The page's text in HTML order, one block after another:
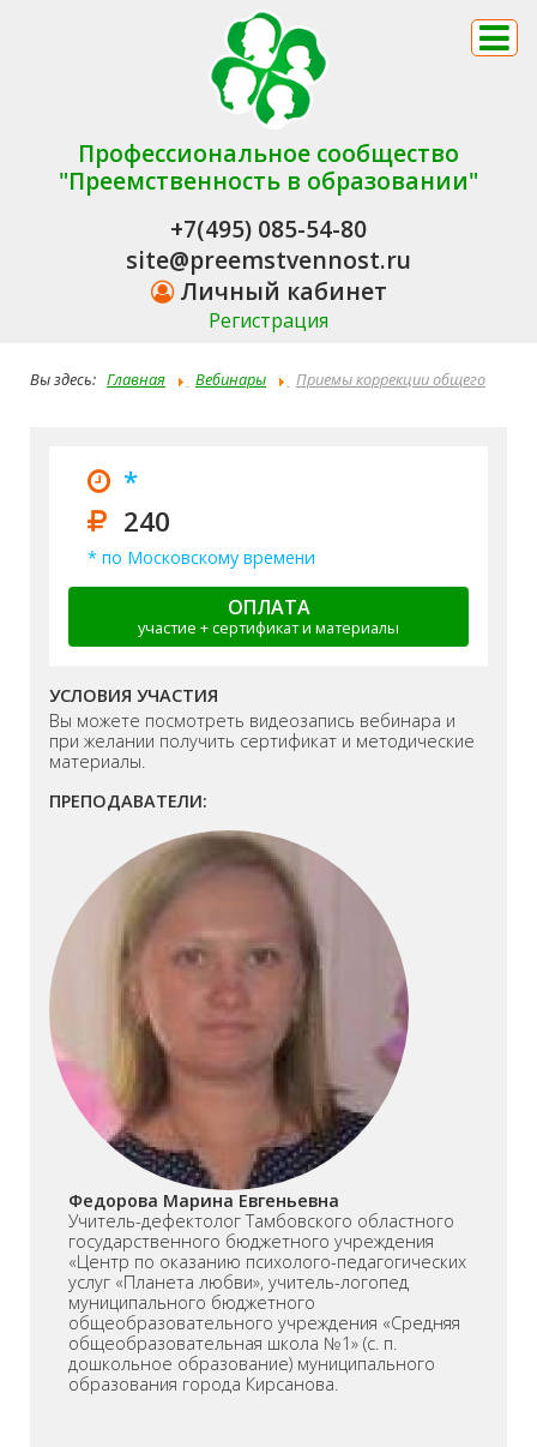
Профессиональное сообщество
"Преемственность в образовании"
+7(495) 085-54-80
site@preemstvennost.ru
Личный кабинет
Регистрация
Вы здесь: Главная Вебинары
Приемы коррекции общего
*
240
* по Московскому времени
ОПЛАТА
участие + сертификат и материалы
УСЛОВИЯ УЧАСТИЯ
Вы можете посмотреть видеозапись вебинара и
при желании получить сертификат и методические
материалы.
ПРЕПОДАВАТЕЛИ:
Федорова Марина Евгеньевна
Учитель-дефектолог Тамбовского областного
государственного бюджетного учреждения
«Центр по оказанию психолого-педагогических
услуг «Планета любви», учитель-логопед
муниципального бюджетного
общеобразовательного учреждения «Средняя
общеобразовательная школа №1» (с. п.
дошкольное образование) муниципального
образования города Кирсанова.